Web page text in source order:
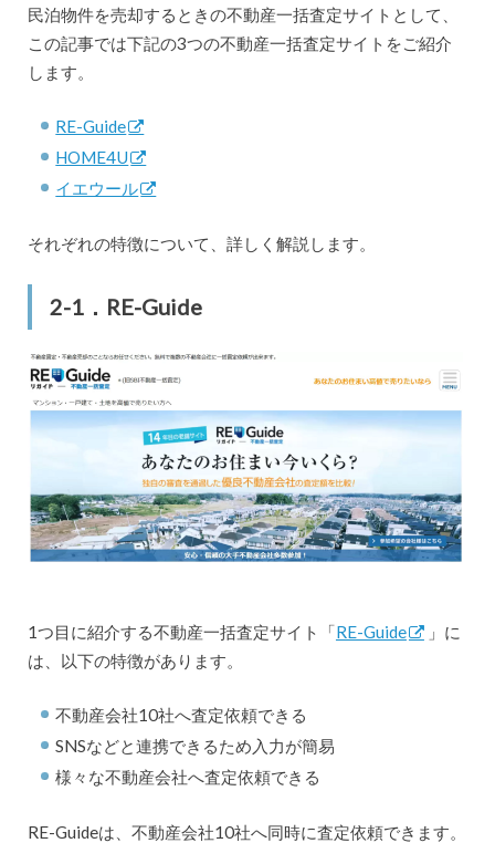
民泊物件を売却するときの不動産一括査定サイトとして、
この記事では下記の3つの不動産一括査定サイトをご紹介
します。
RE-Guide
HOME4U
イエウール
それぞれの特徴について、詳しく解説します。
2-1．RE-Guide
1つ目に紹介する不動産一括査定サイト「RE-Guide
」に
は、以下の特徴があります。
不動産会社10社へ査定依頼できる
SNSなどと連携できるため入力が簡易
様々な不動産会社へ査定依頼できる
RE-Guideは、不動産会社10社へ同時に査定依頼できます。